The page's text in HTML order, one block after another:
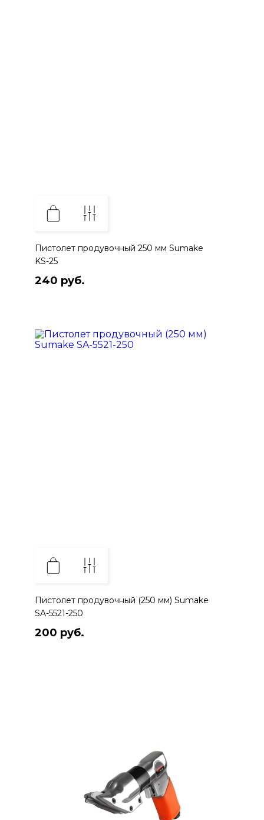
Пистолет продувочный 250 мм Sumake
KS-25
240 руб.
Пистолет продувочный (250 мм) Sumake
SA-5521-250
200 руб.